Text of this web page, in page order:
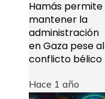
Hamás permite
mantener la
administración
en Gaza pese al
conflicto bélico
Hace 1 año